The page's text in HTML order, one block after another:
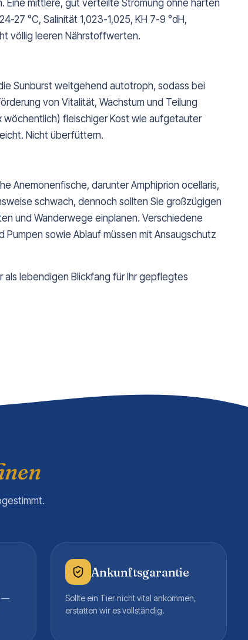
Eine mittlere, gut verteilte Strömung ohne harten
27 °C, Salinität 1,023-1,025, KH 7-9 °dH,
völlig leeren Nährstoffwerten.
Sunburst weitgehend autotroph, sodass bei
von Vitalität, Wachstum und Teilung
fleischiger Kost wie aufgetauter
Nicht überfüttern.
Anemonenfische, darunter Amphiprion ocellaris,
schwach, dennoch sollten Sie großzügigen
und Wanderwege einplanen. Verschiedene
sowie Ablauf müssen mit Ansaugschutz
als lebendigen Blickfang für Ihr gepflegtes
—
Ankunftsgarantie
Sollte ein Tier nicht vital ankommen,
erstatten wir es vollständig.